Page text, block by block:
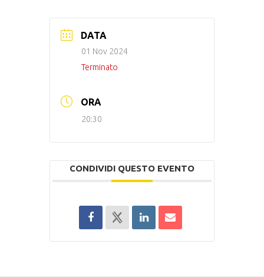
DATA
01 Nov 2024
Terminato
ORA
20:30
CONDIVIDI QUESTO EVENTO